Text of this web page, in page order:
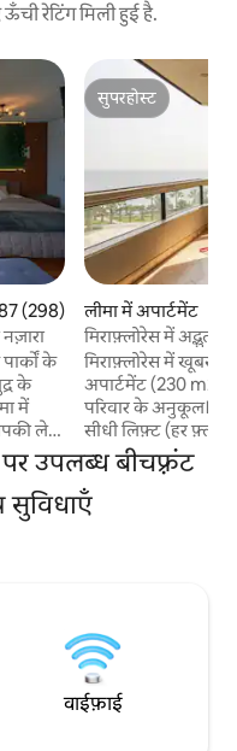
रेटिंग मिली हुई है.
5 में से 4.87, 298 समीक्षाएँ
(298)
के
के
में
सुनें,
फिर
लिए
सुपरहोस्ट
सुपरहोस्ट
लीमा में अपार्टमेंट
मिराफ़्लोरेस में अद्भुत
मिराफ़्लोरेस में
अपार्टमेंट (230 m2 /
परिवार के अनुकूल। - 24 घंटे सुरक्षा - अपार्टमेंट तक
सीधी लिफ़्ट (हर
- बड़ा और सुविधाओं से लैस
पैसिफ़िक महासागर के
डाइनिंग रूम - टीवी
मिराफ़्लोरेस के सबसे
उपलब्ध बीचफ़्रंट
सुविधाएँ
वाईफ़ाई